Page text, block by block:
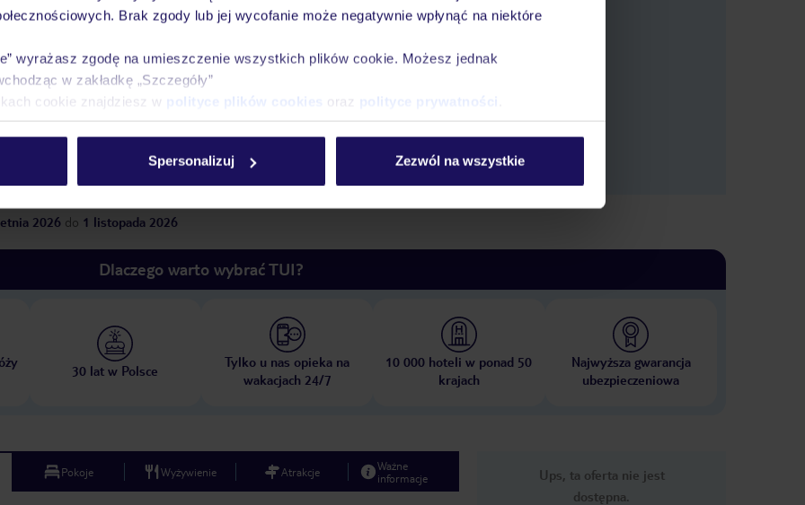
Brak zgody lub jej wycofanie może negatywnie wpłynąć na niektóre
wyrażasz zgodę na umieszczenie wszystkich plików cookie. Możesz jednak
w zakładkę „Szczegóły”
cookie znajdziesz w polityce plików cookies oraz polityce prywatności
Spersonalizuj Zezwól na wszystkie
,długość pobytuidatę wylotu, aby wyświetlić oferty.
2026 do 1 listopada 2026
Dlaczego warto wybrać TUI?
30 lat w Polsce
Tylko u nas opieka na
wakacjach 24/7
10 000 hoteli w ponad 50
krajach
Najwyższa gwarancja
ubezpieczeniowa
Pokoje Wyżywienie Atrakcje
Ważne
informacje
Ups, ta oferta nie jest
dostępna.